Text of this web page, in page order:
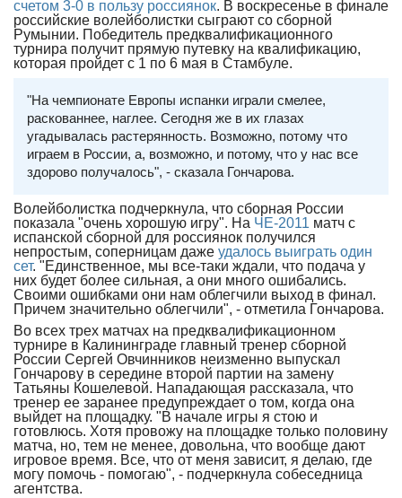
счетом 3-0 в пользу россиянок. В воскресенье в финале
российские волейболистки сыграют со сборной
Румынии. Победитель предквалификационного
турнира получит прямую путевку на квалификацию,
которая пройдет с 1 по 6 мая в Стамбуле.
"На чемпионате Европы испанки играли смелее,
раскованнее, наглее. Сегодня же в их глазах
угадывалась растерянность. Возможно, потому что
играем в России, а, возможно, и потому, что у нас все
здорово получалось", - сказала Гончарова.
Волейболистка подчеркнула, что сборная России
показала "очень хорошую игру". На ЧЕ-2011 матч с
испанской сборной для россиянок получился
непростым, соперницам даже удалось выиграть один
сет. "Единственное, мы все-таки ждали, что подача у
них будет более сильная, а они много ошибались.
Своими ошибками они нам облегчили выход в финал.
Причем значительно облегчили", - отметила Гончарова.
Во всех трех матчах на предквалификационном
турнире в Калининграде главный тренер сборной
России Сергей Овчинников неизменно выпускал
Гончарову в середине второй партии на замену
Татьяны Кошелевой. Нападающая рассказала, что
тренер ее заранее предупреждает о том, когда она
выйдет на площадку. "В начале игры я стою и
готовлюсь. Хотя провожу на площадке только половину
матча, но, тем не менее, довольна, что вообще дают
игровое время. Все, что от меня зависит, я делаю, где
могу помочь - помогаю", - подчеркнула собеседница
агентства.